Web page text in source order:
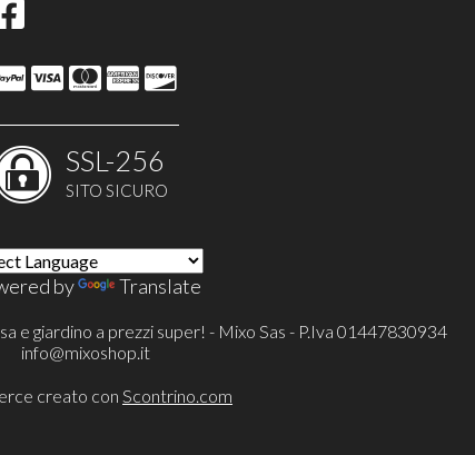
SSL-256
SITO SICURO
by Translate
e giardino a prezzi super! - Mixo Sas - P.Iva 01447830934
info@mixoshop.it
creato con Scontrino.com